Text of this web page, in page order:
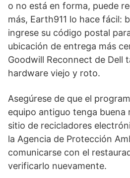
o no está en forma, puede
más, Earth911 lo hace fácil:
ingrese su código postal
ubicación de entrega más
Goodwill Reconnect de Dell
hardware viejo y roto.
Asegúrese de que el
equipo antiguo tenga buena
sitio de recicladores
la Agencia de Protección
comunicarse con el
verificarlo nuevamente.